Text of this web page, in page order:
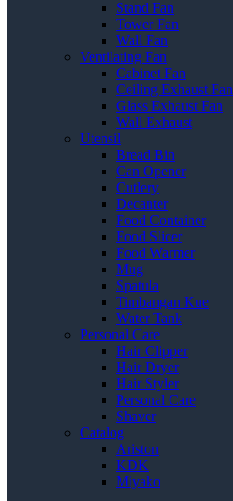
Stand Fan
Tower Fan
Wall Fan
Ventilating Fan
Cabinet Fan
Ceiling Exhaust Fan
Glass Exhaust Fan
Wall Exhaust
Utensil
Bread Bin
Can Opener
Cutlery
Decanter
Food Container
Food Slicer
Food Warmer
Mug
Spatula
Timbangan Kue
Water Tank
Personal Care
Hair Clipper
Hair Dryer
Hair Styler
Personal Care
Shaver
Catalog
Ariston
KDK
Miyako